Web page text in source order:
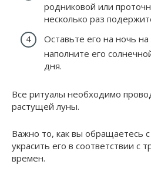
родниковой или
несколько раз
Оставьте его на ночь
наполните его
дня.
Все ритуалы необходимо
растущей луны.
Важно то, как вы обращаетесь
украсить его в соответствии с
времен.